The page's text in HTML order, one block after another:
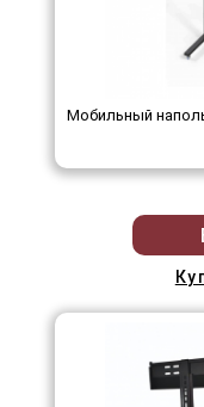
Мобильный